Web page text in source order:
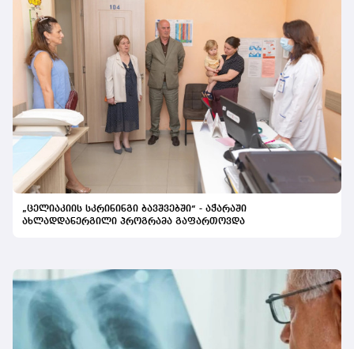
„ცელიაკიის სკრინინგი ბავშვებში“ - აჭარაში
ახლადდანერგილი პროგრამა გაფართოვდა